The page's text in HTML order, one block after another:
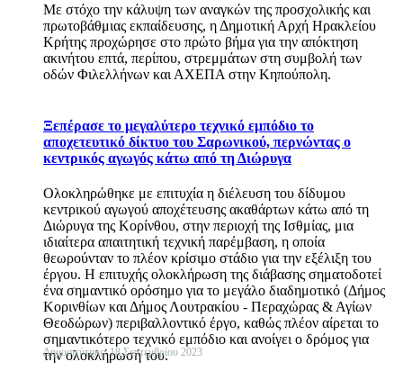
Με στόχο την κάλυψη των αναγκών της προσχολικής και
πρωτοβάθμιας εκπαίδευσης, η Δημοτική Αρχή Ηρακλείου
Κρήτης προχώρησε στο πρώτο βήμα για την απόκτηση
ακινήτου επτά, περίπου, στρεμμάτων στη συμβολή των
οδών Φιλελλήνων και ΑΧΕΠΑ στην Κηπούπολη.
Ξεπέρασε το μεγαλύτερο τεχνικό εμπόδιο το
αποχετευτικό δίκτυο του Σαρωνικού, περνώντας ο
κεντρικός αγωγός κάτω από τη Διώρυγα
Ολοκληρώθηκε με επιτυχία η διέλευση του δίδυμου
κεντρικού αγωγού αποχέτευσης ακαθάρτων κάτω από τη
Διώρυγα της Κορίνθου, στην περιοχή της Ισθμίας, μια
ιδιαίτερα απαιτητική τεχνική παρέμβαση, η οποία
θεωρούνταν το πλέον κρίσιμο στάδιο για την εξέλιξη του
έργου. Η επιτυχής ολοκλήρωση της διάβασης σηματοδοτεί
ένα σημαντικό ορόσημο για το μεγάλο διαδημοτικό (Δήμος
Κορινθίων και Δήμος Λουτρακίου - Περαχώρας & Αγίων
Θεοδώρων) περιβαλλοντικό έργο, καθώς πλέον αίρεται το
σημαντικότερο τεχνικό εμπόδιο και ανοίγει ο δρόμος για
την ολοκλήρωσή του.
Δημοσιεύτηκε: 18 Σεπτεμβρίου 2023